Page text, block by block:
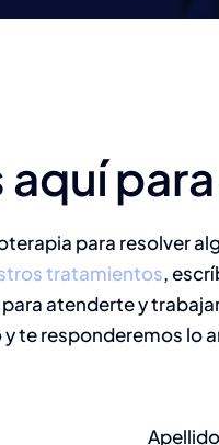
aquí
para resolver
tratamientos,
atenderte y
te responderemos lo